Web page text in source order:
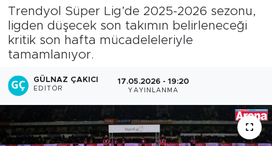
Trendyol Süper Lig’de 2025-2026 sezonu,
ligden düşecek son takımın belirleneceği
kritik son hafta mücadeleleriyle
tamamlanıyor.
GÜLNAZ ÇAKICI
EDITÖR
17.05.2026 - 19:20
YAYINLANMA
Son Dakika Haberleri
Haber Arşivi